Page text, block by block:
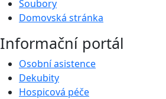
Soubory
Domovská stránka
Informační portál
Osobní asistence
Dekubity
Hospicová péče